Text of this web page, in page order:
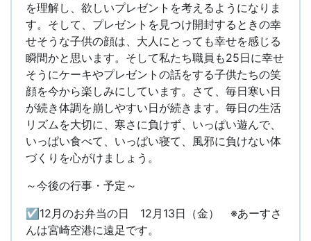
を理解し、欲しいプレゼントを考えるようになりま
す。そして、プレゼントを見つけ開封するときの幸
せそうな子供の顔は、大人にとっても幸せを感じる
瞬間かと思います。そして私たち職員も25日に幸せ
そうにケーキやプレゼントの話をする子供たちの笑
顔を今から楽しみにしています。さて、毎日寒い日
が続き体調を崩しやすい日が続きます。毎日の生活
リズムを大切に、寒さに負けず、いっぱい遊んで、
いっぱい食べて、いっぱい寝て、風邪に負けない体
づくりを心がけましょう。
～今後の行事・予定～
☑12月のお弁当の日 12月13日（金） ※あーすさ
んは宮崎空港に遠足です。